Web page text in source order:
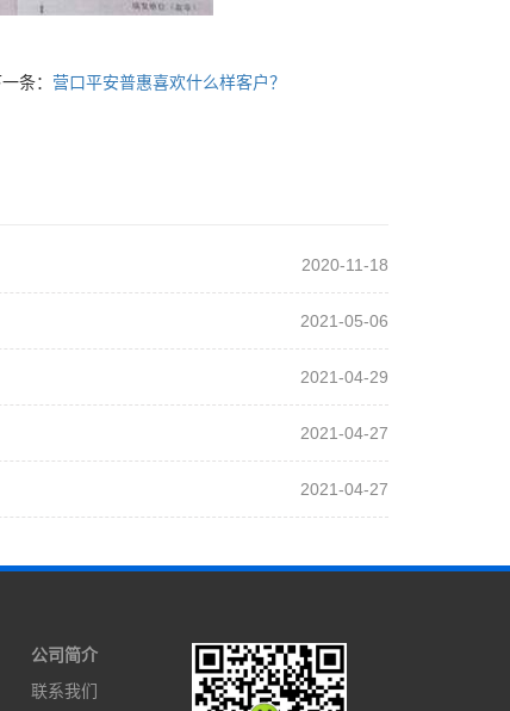
条：营口平安普惠喜欢什么样客户？
2020-11-18
2021-05-06
2021-04-29
2021-04-27
2021-04-27
公司简介
联系我们